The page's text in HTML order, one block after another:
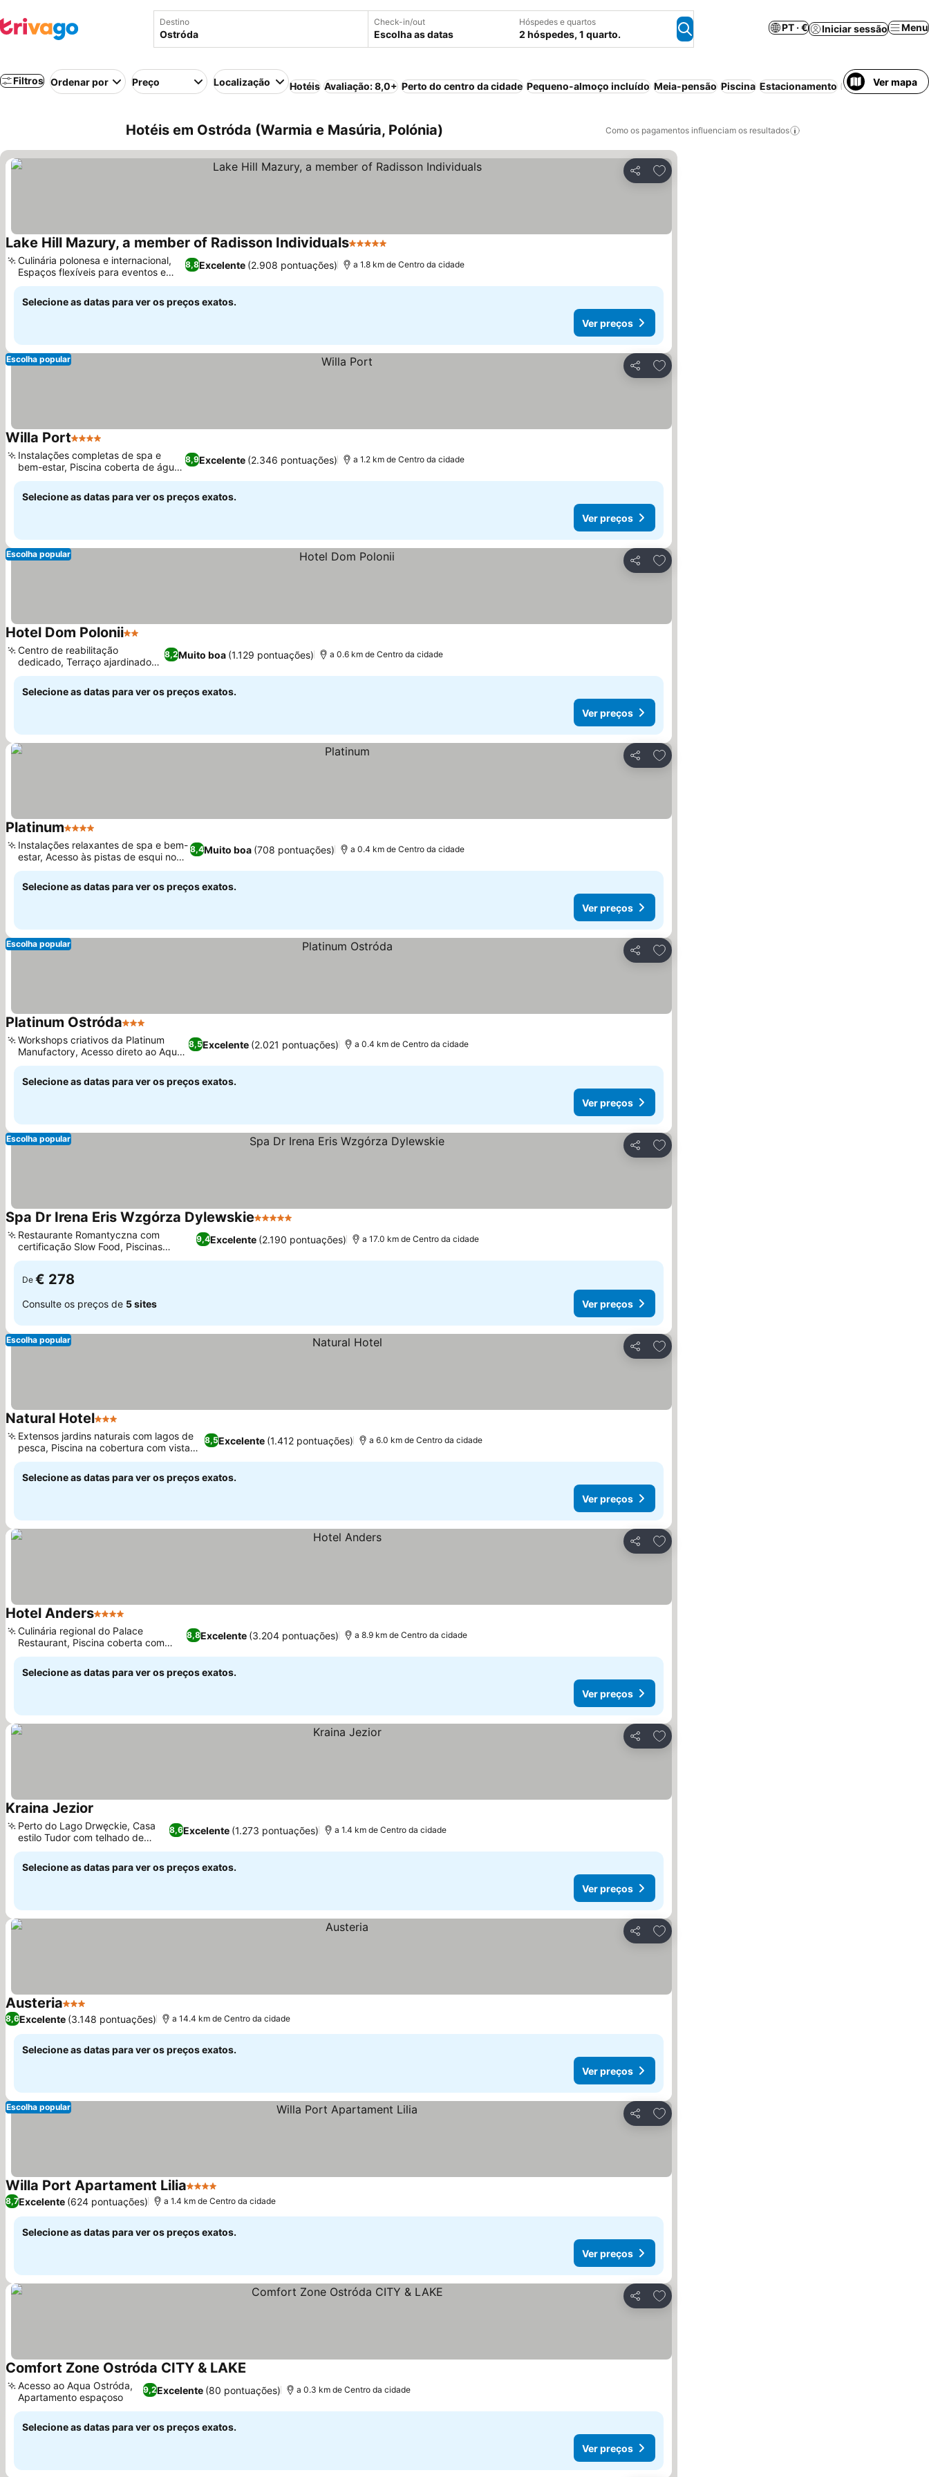
Destino Check-in/out
Escolha as datas
Hóspedes e quartos
2 hóspedes, 1 quarto.
PT · € Iniciar sessão Menu
Filtros Ordenar por Preço Localização Hotéis Avaliação: 8,0+ Perto do centro da cidade Pequeno-almoço incluído Meia-pensão Piscina Estacionamento Piscina interior
Ver mapa
Hotéis em Ostróda (Warmia e Masúria, Polónia) Como os pagamentos influenciam os resultados
Partilhar
Adicionar aos favoritos
Lake Hill Mazury, a member of Radisson Individuals5 Estrelas
8,8Excelente (2.908 pontuações)
Culinária polonesa e internacional,
Espaços flexíveis para eventos e
reuniões
a 1.8 km de Centro da cidade
Selecione as datas para ver os preços exatos.
Ver preços
Partilhar
Adicionar aos favoritos
Escolha popular
Willa Port4 Estrelas
8,9Excelente (2.346 pontuações)
Instalações completas de spa e
bem-estar, Piscina coberta de água
salgada
a 1.2 km de Centro da cidade
Selecione as datas para ver os preços exatos.
Ver preços
Partilhar
Adicionar aos favoritos
Escolha popular
Hotel Dom Polonii2 Estrelas
8,2Muito boa (1.129 pontuações)
Centro de reabilitação
dedicado, Terraço ajardinado
ao ar livre
a 0.6 km de Centro da cidade
Selecione as datas para ver os preços exatos.
Ver preços
Partilhar
Adicionar aos favoritos
Platinum4 Estrelas
8,4Muito boa (708 pontuações)
Instalações relaxantes de spa e bem-
estar, Acesso às pistas de esqui no
local
a 0.4 km de Centro da cidade
Selecione as datas para ver os preços exatos.
Ver preços
Partilhar
Adicionar aos favoritos
Escolha popular
Platinum Ostróda3 Estrelas
8,5Excelente (2.021 pontuações)
Workshops criativos da Platinum
Manufactory, Acesso direto ao Aqua
Ostróda
a 0.4 km de Centro da cidade
Selecione as datas para ver os preços exatos.
Ver preços
Partilhar
Adicionar aos favoritos
Escolha popular
Spa Dr Irena Eris Wzgórza Dylewskie5 Estrelas
9,4Excelente (2.190 pontuações)
Restaurante Romantyczna com
certificação Slow Food, Piscinas
internas e externas
a 17.0 km de Centro da cidade
De € 278
Consulte os preços de 5 sites Ver preços
Partilhar
Adicionar aos favoritos
Escolha popular
Natural Hotel3 Estrelas
8,5Excelente (1.412 pontuações)
Extensos jardins naturais com lagos de
pesca, Piscina na cobertura com vista
para o lago
a 6.0 km de Centro da cidade
Selecione as datas para ver os preços exatos.
Ver preços
Partilhar
Adicionar aos favoritos
Hotel Anders4 Estrelas
8,8Excelente (3.204 pontuações)
Culinária regional do Palace
Restaurant, Piscina coberta com
hidromassagem
a 8.9 km de Centro da cidade
Selecione as datas para ver os preços exatos.
Ver preços
Partilhar
Adicionar aos favoritos
Kraina Jezior
8,6Excelente (1.273 pontuações)
Perto do Lago Drwęckie, Casa
estilo Tudor com telhado de
colmo
a 1.4 km de Centro da cidade
Selecione as datas para ver os preços exatos.
Ver preços
Partilhar
Adicionar aos favoritos
Austeria3 Estrelas
8,6Excelente (3.148 pontuações) a 14.4 km de Centro da cidade
Selecione as datas para ver os preços exatos.
Ver preços
Partilhar
Adicionar aos favoritos
Escolha popular
Willa Port Apartament Lilia4 Estrelas
8,7Excelente (624 pontuações) a 1.4 km de Centro da cidade
Selecione as datas para ver os preços exatos.
Ver preços
Partilhar
Adicionar aos favoritos
Comfort Zone Ostróda CITY & LAKE
9,2Excelente (80 pontuações)
Acesso ao Aqua Ostróda,
Apartamento espaçoso
a 0.3 km de Centro da cidade
Selecione as datas para ver os preços exatos.
Ver preços